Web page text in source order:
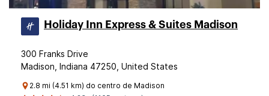
Holiday Inn Express & Suites Madison
300 Franks Drive
Madison, Indiana 47250, United States
2.8 mi (4.51 km) do centro de Madison